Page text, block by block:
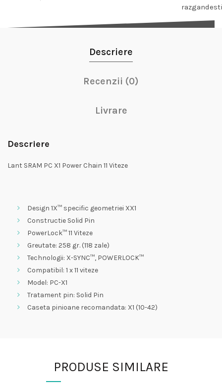
Descriere
Recenzii (0)
Livrare
Descriere
Lant SRAM PC X1 Power Chain 11 Viteze
Design 1X™ specific geometriei XX1
Constructie Solid Pin
PowerLock™ 11 Viteze
Greutate: 258 gr. (118 zale)
Technologii: X-SYNC™, POWERLOCK™
Compatibil: 1 x 11 viteze
Model: PC-X1
Tratament pin: Solid Pin
Caseta pinioane recomandata: X1 (10-42)
PRODUSE SIMILARE